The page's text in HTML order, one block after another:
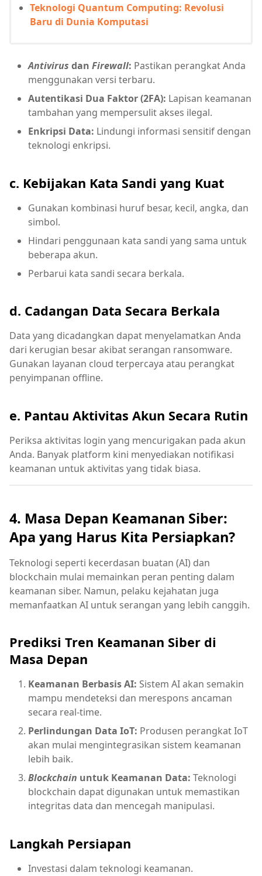
Teknologi Quantum Computing: Revolusi
Baru di Dunia Komputasi
Antivirus dan Firewall: Pastikan perangkat Anda
menggunakan versi terbaru.
Autentikasi Dua Faktor (2FA): Lapisan keamanan
tambahan yang mempersulit akses ilegal.
Enkripsi Data: Lindungi informasi sensitif dengan
teknologi enkripsi.
c. Kebijakan Kata Sandi yang Kuat
Gunakan kombinasi huruf besar, kecil, angka, dan
simbol.
Hindari penggunaan kata sandi yang sama untuk
beberapa akun.
Perbarui kata sandi secara berkala.
d. Cadangan Data Secara Berkala
Data yang dicadangkan dapat menyelamatkan Anda
dari kerugian besar akibat serangan ransomware.
Gunakan layanan cloud terpercaya atau perangkat
penyimpanan offline.
e. Pantau Aktivitas Akun Secara Rutin
Periksa aktivitas login yang mencurigakan pada akun
Anda. Banyak platform kini menyediakan notifikasi
keamanan untuk aktivitas yang tidak biasa.
4. Masa Depan Keamanan Siber:
Apa yang Harus Kita Persiapkan?
Teknologi seperti kecerdasan buatan (AI) dan
blockchain mulai memainkan peran penting dalam
keamanan siber. Namun, pelaku kejahatan juga
memanfaatkan AI untuk serangan yang lebih canggih.
Prediksi Tren Keamanan Siber di
Masa Depan
Keamanan Berbasis AI: Sistem AI akan semakin
mampu mendeteksi dan merespons ancaman
secara real-time.
Perlindungan Data IoT: Produsen perangkat IoT
akan mulai mengintegrasikan sistem keamanan
lebih baik.
Blockchain untuk Keamanan Data: Teknologi
blockchain dapat digunakan untuk memastikan
integritas data dan mencegah manipulasi.
Langkah Persiapan
Investasi dalam teknologi keamanan.